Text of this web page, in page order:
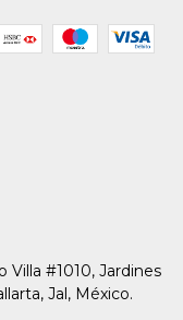
Villa #1010, Jardines
Jal, México.